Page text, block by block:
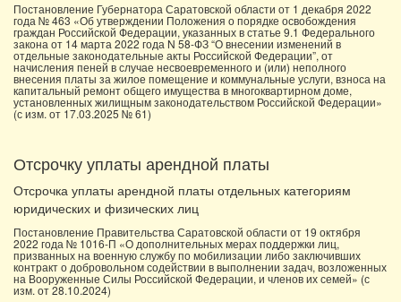
Постановление Губернатора Саратовской области от 1 декабря 2022
года № 463 «Об утверждении Положения о порядке освобождения
граждан Российской Федерации, указанных в статье 9.1 Федерального
закона от 14 марта 2022 года N 58-ФЗ “О внесении изменений в
отдельные законодательные акты Российской Федерации”, от
начисления пеней в случае несвоевременного и (или) неполного
внесения платы за жилое помещение и коммунальные услуги, взноса на
капитальный ремонт общего имущества в многоквартирном доме,
установленных жилищным законодательством Российской Федерации»
(с изм. от 17.03.2025 № 61)
Отсрочку уплаты арендной платы
Отсрочка уплаты арендной платы отдельных категориям
юридических и физических лиц
Постановление Правительства Саратовской области от 19 октября
2022 года № 1016-П «О дополнительных мерах поддержки лиц,
призванных на военную службу по мобилизации либо заключивших
контракт о добровольном содействии в выполнении задач, возложенных
на Вооруженные Силы Российской Федерации, и членов их семей» (с
изм. от 28.10.2024)